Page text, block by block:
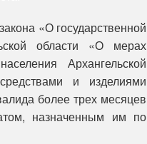
«О государственной
области «О мерах
Архангельской
и изделиями
более трех месяцев
назначенным им по